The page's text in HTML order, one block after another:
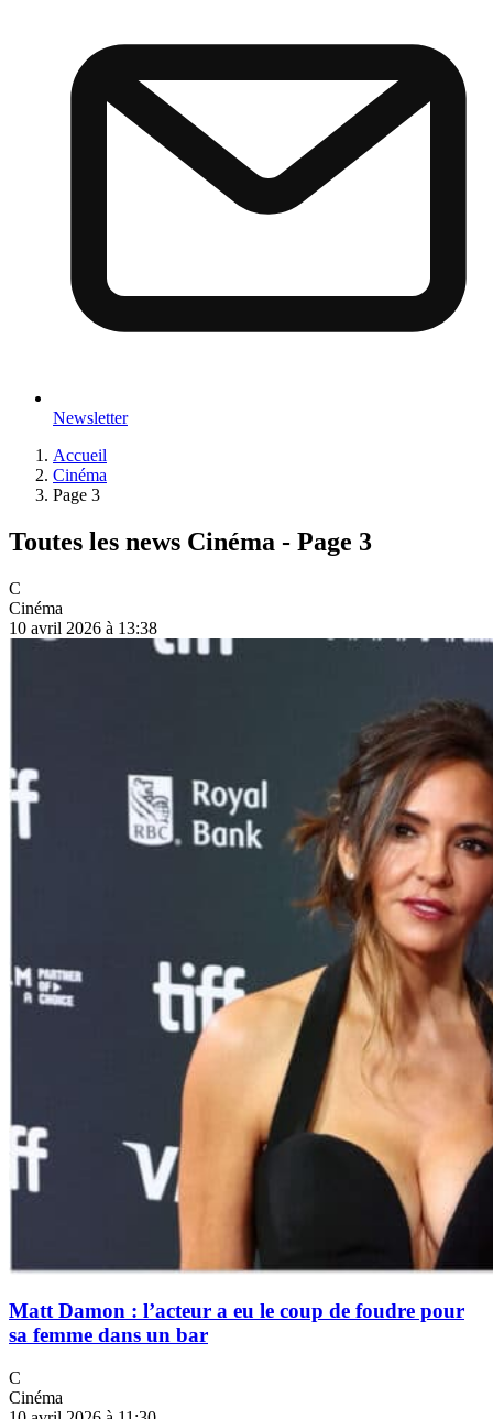
Newsletter
Accueil
Cinéma
Page 3
Toutes les news Cinéma - Page 3
C
Cinéma
10 avril 2026 à 13:38
Matt Damon : l’acteur a eu le coup de foudre pour
sa femme dans un bar
C
Cinéma